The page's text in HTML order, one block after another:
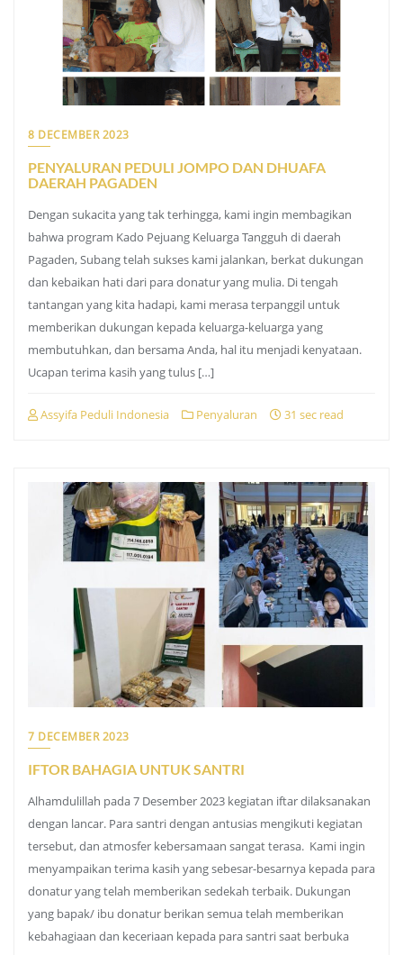
8 DECEMBER 2023
PENYALURAN PEDULI JOMPO DAN DHUAFA
DAERAH PAGADEN
Dengan sukacita yang tak terhingga, kami ingin membagikan
bahwa program Kado Pejuang Keluarga Tangguh di daerah
Pagaden, Subang telah sukses kami jalankan, berkat dukungan
dan kebaikan hati dari para donatur yang mulia. Di tengah
tantangan yang kita hadapi, kami merasa terpanggil untuk
memberikan dukungan kepada keluarga-keluarga yang
membutuhkan, dan bersama Anda, hal itu menjadi kenyataan.
Ucapan terima kasih yang tulus […]
Assyifa Peduli Indonesia Penyaluran 31 sec read
7 DECEMBER 2023
IFTOR BAHAGIA UNTUK SANTRI
Alhamdulillah pada 7 Desember 2023 kegiatan iftar dilaksanakan
dengan lancar. Para santri dengan antusias mengikuti kegiatan
tersebut, dan atmosfer kebersamaan sangat terasa. Kami ingin
menyampaikan terima kasih yang sebesar-besarnya kepada para
donatur yang telah memberikan sedekah terbaik. Dukungan
yang bapak/ ibu donatur berikan semua telah memberikan
kebahagiaan dan keceriaan kepada para santri saat berbuka